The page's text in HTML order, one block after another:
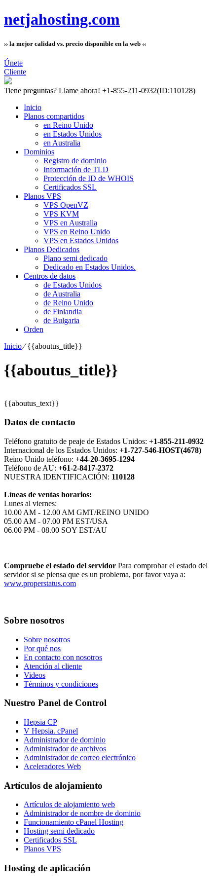
netjahosting.com
›› la mejor calidad vs. precio disponible en la web ‹‹
Únete
Cliente
Tiene preguntas? Llame ahora! +1-855-211-0932(ID:110128)
Inicio
Planos compartidos
en Reino Unido
en Estados Unidos
en Australia
Dominios
Registro de dominio
Información de TLD
Protección de ID de WHOIS
Certificados SSL
Planos VPS
VPS OpenVZ
VPS KVM
VPS en Australia
VPS en Reino Unido
VPS en Estados Unidos
Planos Dedicados
Plano semi dedicado
Dedicado en Estados Unidos.
Centros de datos
de Estados Unidos
de Australia
de Reino Unido
de Finlandia
de Bulgaria
Orden
Inicio⁄{{aboutus_title}}
{{aboutus_title}}
{{aboutus_text}}
Datos de contacto
Teléfono gratuito de peaje de Estados Unidos: +1-855-211-0932
Internacional de los Estados Unidos: +1-727-546-HOST(4678)
Reino Unido teléfono: +44-20-3695-1294
Teléfono de AU: +61-2-8417-2372
NUESTRA IDENTIFICACIÓN: 110128
Líneas de ventas horarios:
Lunes al viernes:
10.00 AM - 12.00 AM GMT/REINO UNIDO
05.00 AM - 07.00 PM EST/USA
06.00 PM - 08.00 SOY EST/AU
Compruebe el estado del servidor Para comprobar el estado del
servidor si se piensa que es un problema, por favor vaya a:
www.properstatus.com
Sobre nosotros
Sobre nosotros
Por qué nos
En contacto con nosotros
Atención al cliente
Videos
Términos y condiciones
Nuestro Panel de Control
Hepsia CP
V Hepsia. cPanel
Administrador de dominio
Administrador de archivos
Administrador de correo electrónico
Aceleradores Web
Artículos de alojamiento
Artículos de alojamiento web
Administrador de nombre de dominio
Funcionamiento cPanel Hosting
Hosting semi dedicado
Certificados SSL
Planos VPS
Hosting de aplicación